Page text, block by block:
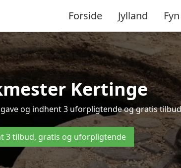
Forside Jylland Fyn
Kertinge
og indhent 3 uforpligtende og gratis
3 tilbud, gratis og uforpligtende